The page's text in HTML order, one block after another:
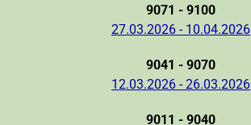
9071 - 9100
27.03.2026 - 10.04.2026
9041 - 9070
12.03.2026 - 26.03.2026
9011 - 9040